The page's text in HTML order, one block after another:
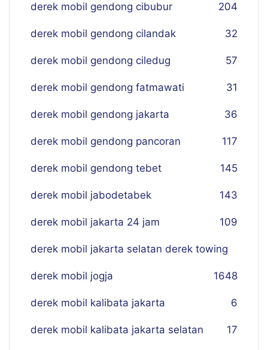
derek mobil gendong cibubur 204
derek mobil gendong cilandak 32
derek mobil gendong ciledug 57
derek mobil gendong fatmawati 31
derek mobil gendong jakarta 36
derek mobil gendong pancoran 117
derek mobil gendong tebet 145
derek mobil jabodetabek 143
derek mobil jakarta 24 jam 109
derek mobil jakarta selatan derek towing
48
derek mobil jogja 16
derek mobil kalibata jakarta 6
derek mobil kalibata jakarta selatan 17